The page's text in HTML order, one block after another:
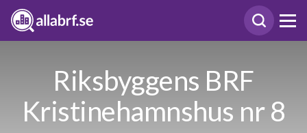
Riksbyggens BRF
Kristinehamnshus nr 8